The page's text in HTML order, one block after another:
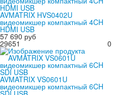
AVMATRIX HVS0402U
видеомикшер компактный 4CH
HDMI USB
57 690 руб
0
29651
AVMATRIX VS0601U
видеомикшер компактный 6CH